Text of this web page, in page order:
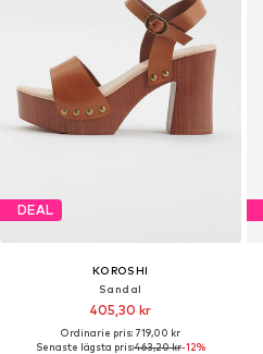
DEAL
KOROSHI
Sandal
405,30 kr
Ordinarie pris: 719,00 kr
Senaste lägsta pris:463,20 kr-12%